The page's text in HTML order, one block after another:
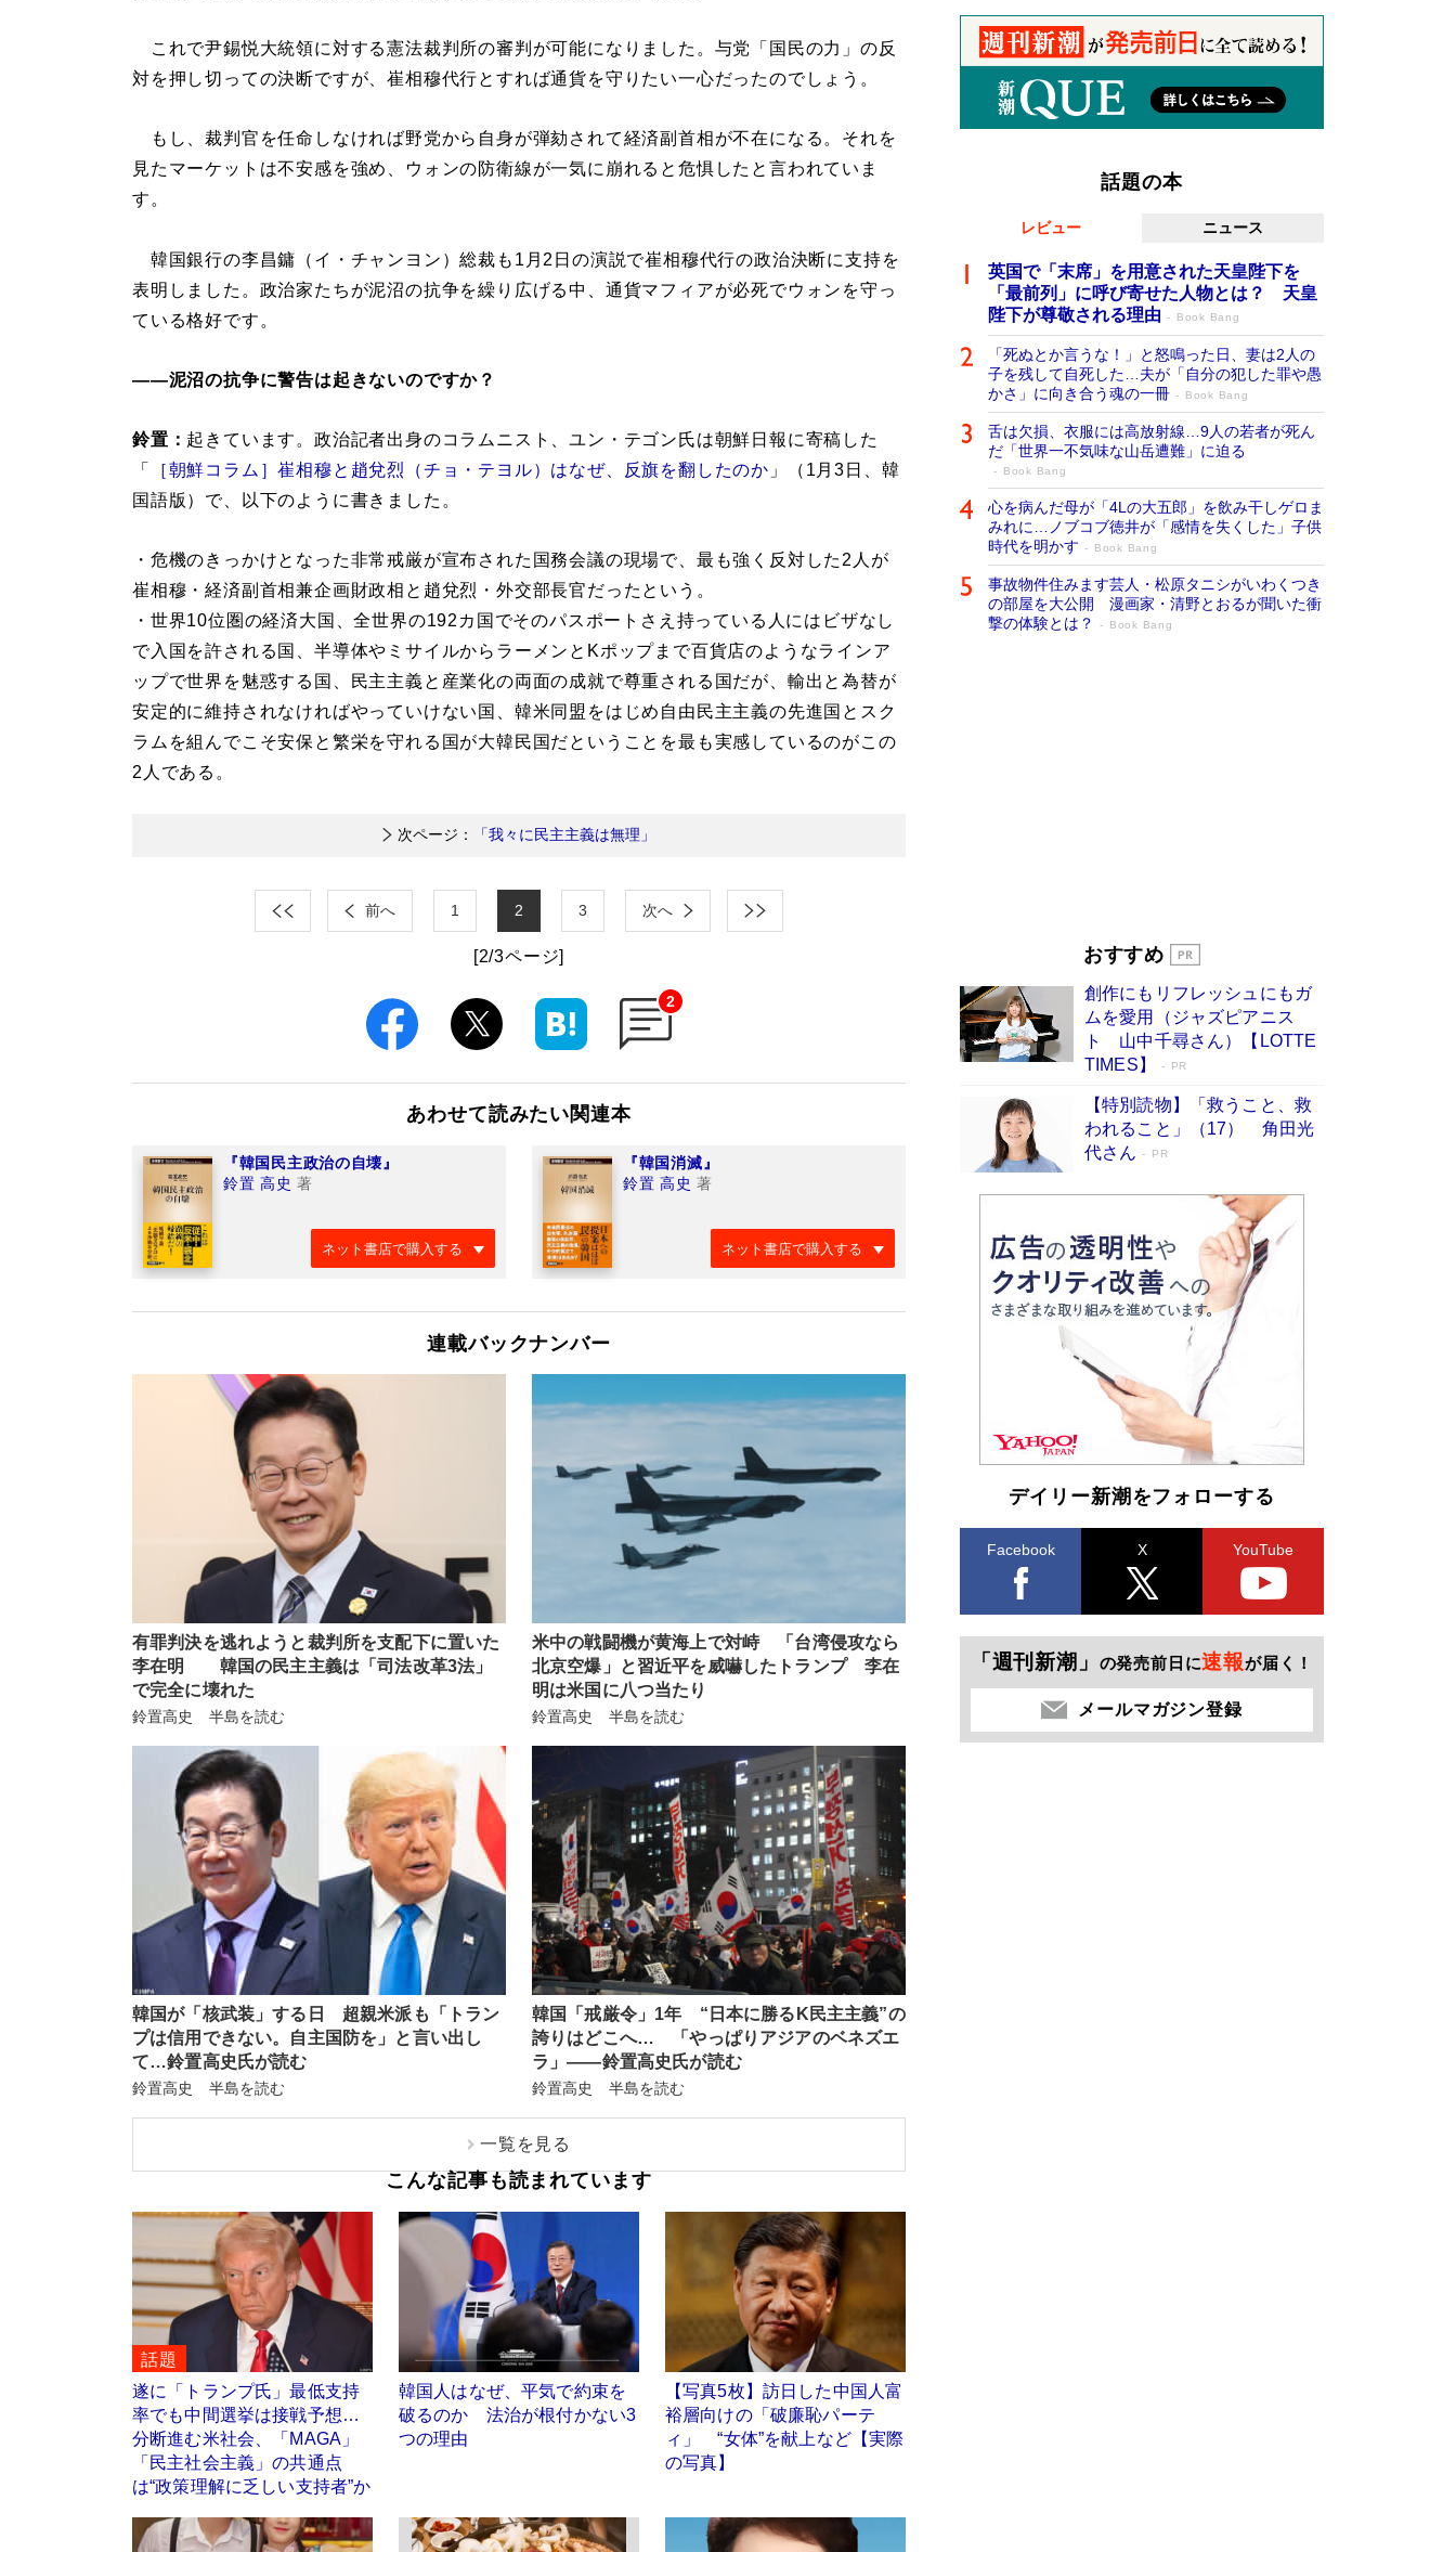
これで尹錫悦大統領に対する憲法裁判所の審判が可能になりました。与党「国民の力」の反
対を押し切っての決断ですが、崔相穆代行とすれば通貨を守りたい一心だったのでしょう。
もし、裁判官を任命しなければ野党から自身が弾劾されて経済副首相が不在になる。それを
見たマーケットは不安感を強め、ウォンの防衛線が一気に崩れると危惧したと言われていま
す。
韓国銀行の李昌鏞（イ・チャンヨン）総裁も1月2日の演説で崔相穆代行の政治決断に支持を
表明しました。政治家たちが泥沼の抗争を繰り広げる中、通貨マフィアが必死でウォンを守っ
ている格好です。
――泥沼の抗争に警告は起きないのですか？
鈴置： 起きています。政治記者出身のコラムニスト、ユン・テゴン氏は朝鮮日報に寄稿した
「
［朝鮮コラム］崔相穆と趙兌烈（チョ・テヨル）はなぜ、反旗を翻したのか 」（1月3日、韓
国語版）で、以下のように書きました。
・危機のきっかけとなった非常戒厳が宣布された国務会議の現場で、最も強く反対した2人が
崔相穆・経済副首相兼企画財政相と趙兌烈・外交部長官だったという。
・世界10位圏の経済大国、全世界の192カ国でそのパスポートさえ持っている人にはビザなし
で入国を許される国、半導体やミサイルからラーメンとKポップまで百貨店のようなラインア
ップで世界を魅惑する国、民主主義と産業化の両面の成就で尊重される国だが、輸出と為替が
安定的に維持されなければやっていけない国、韓米同盟をはじめ自由民主主義の先進国とスク
ラムを組んでこそ安保と繁栄を守れる国が大韓民国だということを最も実感しているのがこの
2人である。
次ページ： 「我々に民主主義は無理」
前へ 1 2 3 次へ
[2/3ページ]
2
あわせて読みたい関連本
『韓国民主政治の自壊』
鈴置 高史 著
ネット書店で購入する
『韓国消滅』
鈴置 高史 著
ネット書店で購入する
連載バックナンバー
有罪判決を逃れようと裁判所を支配下に置いた
李在明 韓国の民主主義は「司法改革3法」
で完全に壊れた
鈴置高史 半島を読む
米中の戦闘機が黄海上で対峙 「台湾侵攻なら
北京空爆」と習近平を威嚇したトランプ 李在
明は米国に八つ当たり
鈴置高史 半島を読む
韓国が「核武装」する日 超親米派も「トラン
プは信用できない。自主国防を」と言い出し
て…鈴置高史氏が読む
鈴置高史 半島を読む
韓国「戒厳令」1年 “日本に勝るK民主主義”の
誇りはどこへ… 「やっぱりアジアのベネズエ
ラ」――鈴置高史氏が読む
鈴置高史 半島を読む
一覧を見る
こんな記事も読まれています
話題
遂に「トランプ氏」最低支持
率でも中間選挙は接戦予想…
分断進む米社会、「MAGA」
「民主社会主義」の共通点
は“政策理解に乏しい支持者”か
韓国人はなぜ、平気で約束を
破るのか 法治が根付かない3
つの理由
【写真5枚】訪日した中国人富
裕層向けの「破廉恥パーテ
ィ」 “女体”を献上など【実際
の写真】
話題の本
レビュー ニュース
英国で「末席」を用意された天皇陛下を
「最前列」に呼び寄せた人物とは？ 天皇
陛下が尊敬される理由
Book Bang
「死ぬとか言うな！」と怒鳴った日、妻は2人の
子を残して自死した…夫が「自分の犯した罪や愚
かさ」に向き合う魂の一冊
Book Bang
舌は欠損、衣服には高放射線…9人の若者が死ん
だ「世界一不気味な山岳遭難」に迫る
Book Bang
心を病んだ母が「4Lの大五郎」を飲み干しゲロま
みれに…ノブコブ徳井が「感情を失くした」子供
時代を明かす
Book Bang
事故物件住みます芸人・松原タニシがいわくつき
の部屋を大公開 漫画家・清野とおるが聞いた衝
撃の体験とは？
Book Bang
占 上半期1位にも選出［新書ベストセラー］
Book Bang
おすすめ
創作にもリフレッシュにもガ
ムを愛用（ジャズピアニス
ト 山中千尋さん）【LOTTE
TIMES】
PR
【特別読物】「救うこと、救
われること」（17） 角田光
代さん
PR
デイリー新潮をフォローする
Facebook X YouTube
「週刊新潮」 の発売前日に速報が届く！
メールマガジン登録